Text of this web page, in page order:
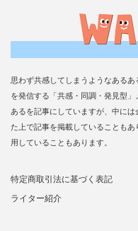
思わず共感してしまうようなある
を発信する「共感・同調・発見型
あるを記事にしていますが、中に
た上で記事を掲載していることも
用していることもあります。
特定商取引法に基づく表記
ライター紹介